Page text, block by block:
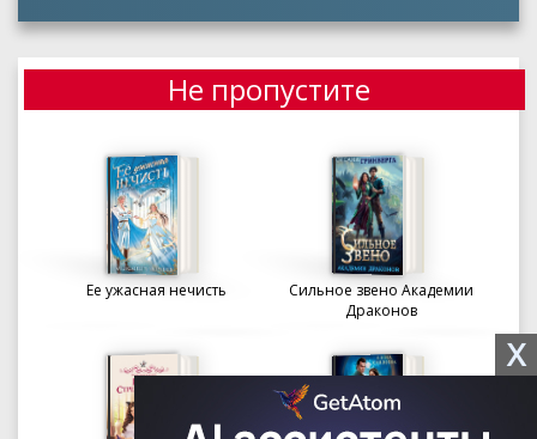
Не пропустите
Ее ужасная нечисть
Сильное звено Академии
Драконов
X